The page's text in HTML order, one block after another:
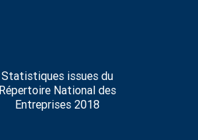
Statistiques issues du
Répertoire National des
Entreprises 2018